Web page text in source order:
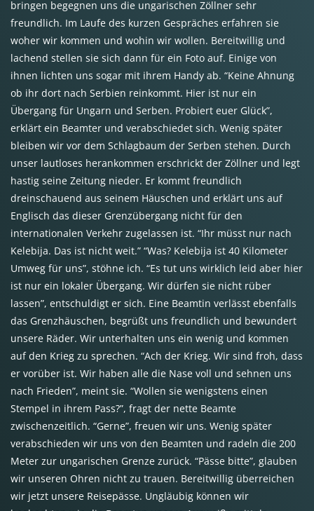
bringen begegnen uns die ungarischen Zöllner sehr
freundlich. Im Laufe des kurzen Gespräches erfahren sie
woher wir kommen und wohin wir wollen. Bereitwillig und
lachend stellen sie sich dann für ein Foto auf. Einige von
ihnen lichten uns sogar mit ihrem Handy ab. “Keine Ahnung
ob ihr dort nach Serbien reinkommt. Hier ist nur ein
Übergang für Ungarn und Serben. Probiert euer Glück”,
erklärt ein Beamter und verabschiedet sich. Wenig später
bleiben wir vor dem Schlagbaum der Serben stehen. Durch
unser lautloses herankommen erschrickt der Zöllner und legt
hastig seine Zeitung nieder. Er kommt freundlich
dreinschauend aus seinem Häuschen und erklärt uns auf
Englisch das dieser Grenzübergang nicht für den
internationalen Verkehr zugelassen ist. “Ihr müsst nur nach
Kelebija. Das ist nicht weit.” “Was? Kelebija ist 40 Kilometer
Umweg für uns”, stöhne ich. “Es tut uns wirklich leid aber hier
ist nur ein lokaler Übergang. Wir dürfen sie nicht rüber
lassen”, entschuldigt er sich. Eine Beamtin verlässt ebenfalls
das Grenzhäuschen, begrüßt uns freundlich und bewundert
unsere Räder. Wir unterhalten uns ein wenig und kommen
auf den Krieg zu sprechen. “Ach der Krieg. Wir sind froh, dass
er vorüber ist. Wir haben alle die Nase voll und sehnen uns
nach Frieden”, meint sie. “Wollen sie wenigstens einen
Stempel in ihrem Pass?”, fragt der nette Beamte
zwischenzeitlich. “Gerne”, freuen wir uns. Wenig später
verabschieden wir uns von den Beamten und radeln die 200
Meter zur ungarischen Grenze zurück. “Pässe bitte”, glauben
wir unseren Ohren nicht zu trauen. Bereitwillig überreichen
wir jetzt unsere Reisepässe. Ungläubig können wir